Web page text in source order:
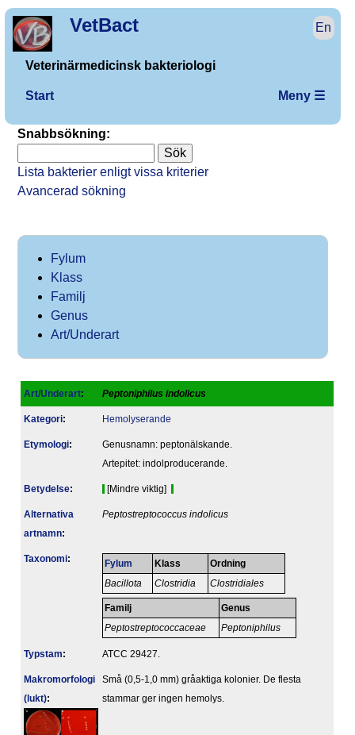
VetBact En
Veterinärmedicinsk bakteriologi
Start Meny ☰
Snabbsökning:
Lista bakterier enligt vissa kriterier
Avancerad sökning
Fylum
Klass
Familj
Genus
Art/Underart
Art/Underart: Peptoniphilus indolicus
Kategori: Hemolyserande
Etymologi:
Genusnamn: peptonälskande.
Artepitet: indolproducerande.
Betydelse: [Mindre viktig]
Alternativa
artnamn:
Peptostreptococcus indolicus
Taxonomi: Fylum
Bacillota
Klass
Clostridia
Ordning
Clostridiales
Familj
Peptostreptococcaceae
Genus
Peptoniphilus
Typstam: ATCC 29427.
Makromorfologi
(lukt):
Små (0,5-1,0 mm) gråaktiga kolonier. De flesta
stammar ger ingen hemolys.